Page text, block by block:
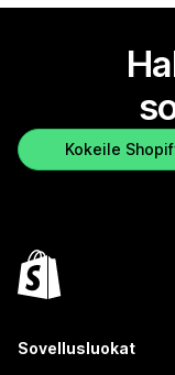
Kokeile
Sovellusluokat